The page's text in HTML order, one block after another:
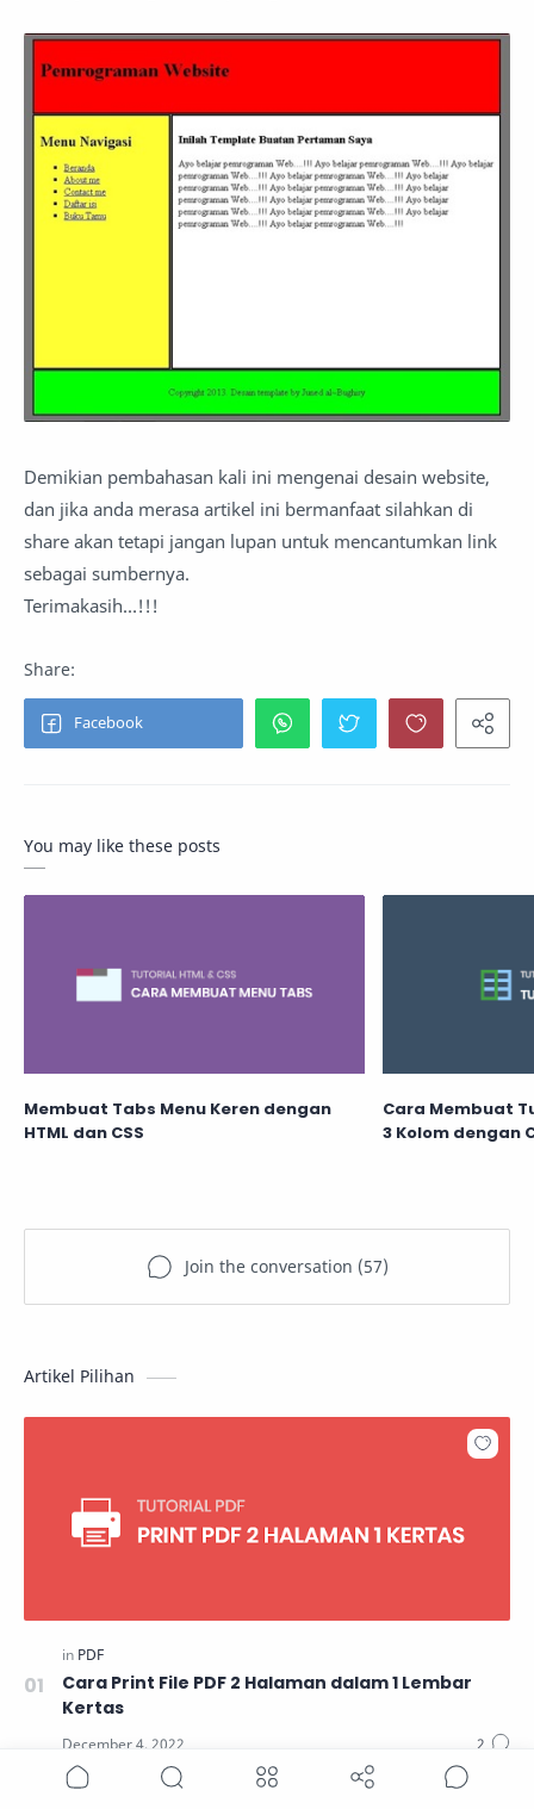
Demikian pembahasan kali ini mengenai desain website,
dan jika anda merasa artikel ini bermanfaat silahkan di
share akan tetapi jangan lupan untuk mencantumkan link
sebagai sumbernya.
Terimakasih…!!!
You may like these posts
Membuat Tabs Menu Keren dengan
HTML dan CSS
Cara Membuat
3 Kolom dengan
Artikel Pilihan
Cara Print File PDF 2 Halaman dalam 1 Lembar
Kertas